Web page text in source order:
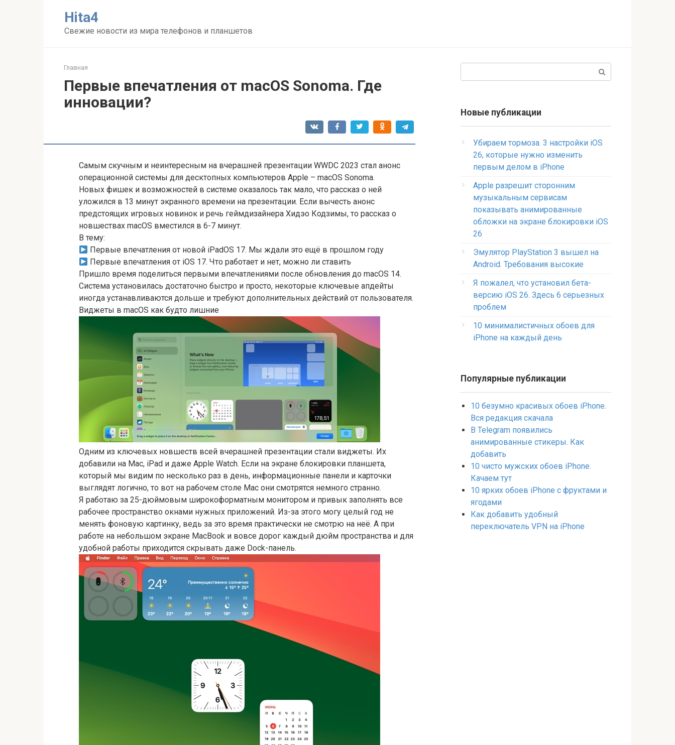
Нita4
Свежие новости из мира телефонов и планшетов
Главная
Первые впечатления от macOS Sonoma. Где
инновации?
Самым скучным и неинтересным на вчерашней презентации WWDC 2023 стал анонс
операционной системы для десктопных компьютеров Apple – macOS Sonoma.
Новых фишек и возможностей в системе оказалось так мало, что рассказ о ней
уложился в 13 минут экранного времени на презентации. Если вычесть анонс
предстоящих игровых новинок и речь геймдизайнера Хидэо Кодзимы, то рассказ о
новшествах macOS вместился в 6-7 минут.
В тему:
Первые впечатления от новой iPadOS 17. Мы ждали это ещё в прошлом году
Первые впечатления от iOS 17. Что работает и нет, можно ли ставить
Пришло время поделиться первыми впечатлениями после обновления до macOS 14.
Система установилась достаточно быстро и просто, некоторые ключевые апдейты
иногда устанавливаются дольше и требуют дополнительных действий от пользователя.
Виджеты в macOS как будто лишние
Одним из ключевых новшеств всей вчерашней презентации стали виджеты. Их
добавили на Mac, iPad и даже Apple Watch. Если на экране блокировки планшета,
который мы видим по несколько раз в день, информационные панели и карточки
выглядят логично, то вот на рабочем столе Mac они смотрятся немного странно.
Я работаю за 25-дюймовым широкоформатным монитором и привык заполнять все
рабочее пространство окнами нужных приложений. Из-за этого могу целый год не
менять фоновую картинку, ведь за это время практически не смотрю на неё. А при
работе на небольшом экране MacBook и вовсе дорог каждый дюйм пространства и для
удобной работы приходится скрывать даже Dock-панель.
Новые публикации
Убираем тормоза. 3 настройки iOS
26, которые нужно изменить
первым делом в iPhone
Apple разрешит сторонним
музыкальным сервисам
показывать анимированные
обложки на экране блокировки iOS
26
Эмулятор PlayStation 3 вышел на
Android. Требования высокие
Я пожалел, что установил бета-
версию iOS 26. Здесь 6 серьезных
проблем
10 минималистичных обоев для
iPhone на каждый день
Популярные публикации
10 безумно красивых обоев iPhone.
Вся редакция скачала
В Telegram появились
анимированные стикеры. Как
добавить
10 чисто мужских обоев iPhone.
Качаем тут
10 ярких обоев iPhone с фруктами и
ягодами
Как добавить удобный
переключатель VPN на iPhone